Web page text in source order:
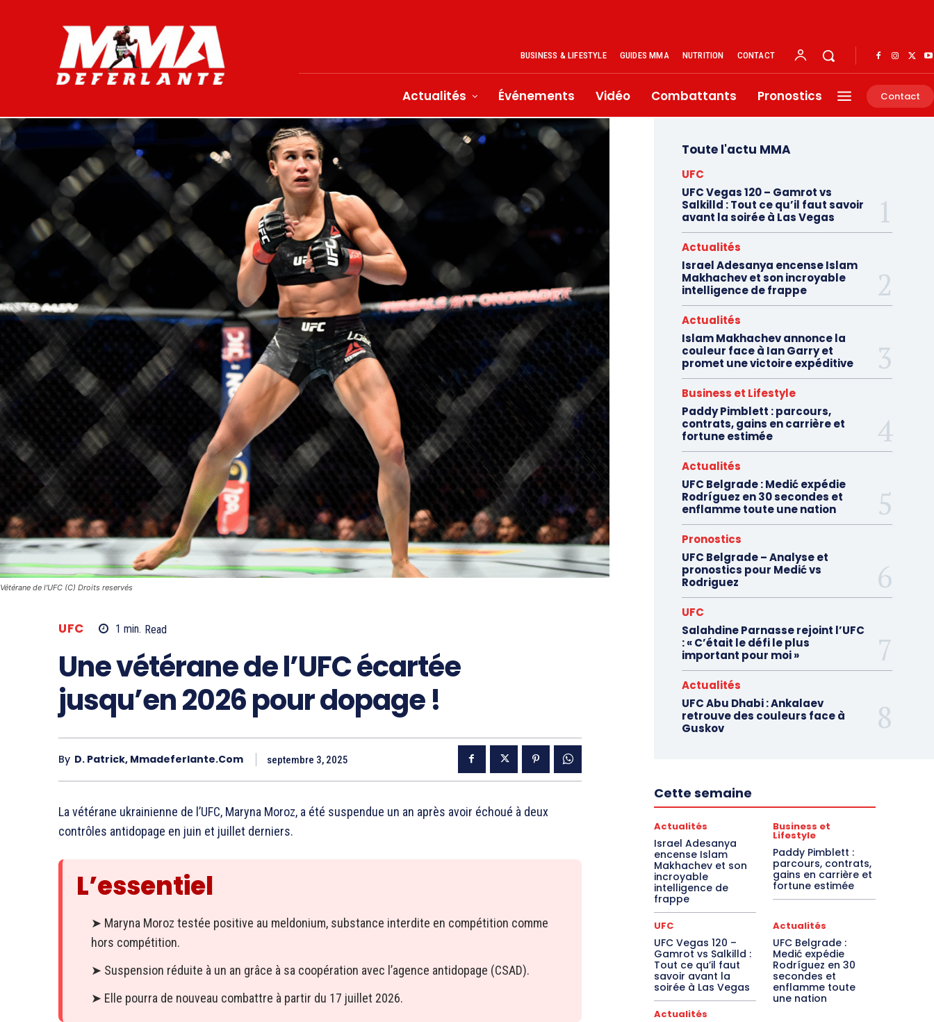
BUSINESS & LIFESTYLE GUIDES MMA NUTRITION CONTACT
Actualités Événements Vidéo Combattants Pronostics Contact
Vétérane de l'UFC (C) Droits reservés
UFC 1 min. Read
Une vétérane de l’UFC écartée
jusqu’en 2026 pour dopage !
By D. Patrick, Mmadeferlante.com septembre 3, 2025
La vétérane ukrainienne de l’UFC, Maryna Moroz, a été suspendue un an après avoir échoué à deux
contrôles antidopage en juin et juillet derniers.
L’essentiel
➤ Maryna Moroz testée positive au meldonium, substance interdite en compétition comme
hors compétition.
➤ Suspension réduite à un an grâce à sa coopération avec l’agence antidopage (CSAD).
➤ Elle pourra de nouveau combattre à partir du 17 juillet 2026.
Toute l'actu MMA
UFC
UFC Vegas 120 – Gamrot vs
Salkilld : Tout ce qu’il faut savoir
avant la soirée à Las Vegas
Actualités
Israel Adesanya encense Islam
Makhachev et son incroyable
intelligence de frappe
Actualités
Islam Makhachev annonce la
couleur face à Ian Garry et
promet une victoire expéditive
Business et Lifestyle
Paddy Pimblett : parcours,
contrats, gains en carrière et
fortune estimée
Actualités
UFC Belgrade : Medić expédie
Rodríguez en 30 secondes et
enflamme toute une nation
Pronostics
UFC Belgrade – Analyse et
pronostics pour Medić vs
Rodriguez
UFC
Salahdine Parnasse rejoint l’UFC
: « C’était le défi le plus
important pour moi »
Actualités
UFC Abu Dhabi : Ankalaev
retrouve des couleurs face à
Guskov
Cette semaine
Actualités
Israel Adesanya
encense Islam
Makhachev et son
incroyable
intelligence de
frappe
Business et
Lifestyle
Paddy Pimblett :
parcours, contrats,
gains en carrière et
fortune estimée
UFC
UFC Vegas 120 –
Gamrot vs Salkilld :
Tout ce qu’il faut
savoir avant la
soirée à Las Vegas
Actualités
UFC Belgrade :
Medić expédie
Rodríguez en 30
secondes et
enflamme toute
une nation
Actualités